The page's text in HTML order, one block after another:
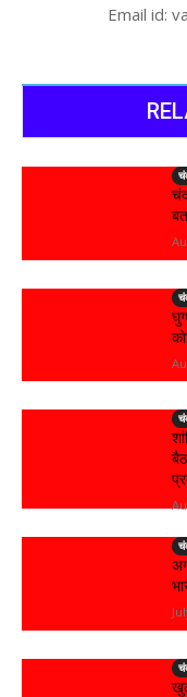
Email id: